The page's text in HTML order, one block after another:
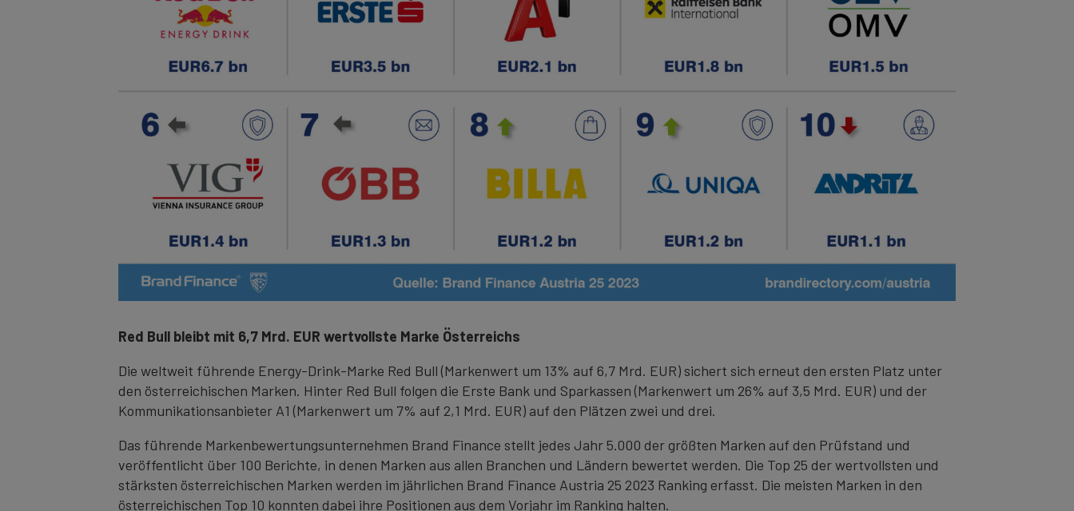
Red Bull bleibt mit 6,7 Mrd. EUR wertvollste Marke Österreichs
Die weltweit führende Energy-Drink-Marke Red Bull (Markenwert um 13% auf 6,7 Mrd. EUR) sichert sich erneut den ersten Platz unter
den österreichischen Marken. Hinter Red Bull folgen die Erste Bank und Sparkassen (Markenwert um 26% auf 3,5 Mrd. EUR) und der
Kommunikationsanbieter A1 (Markenwert um 7% auf 2,1 Mrd. EUR) auf den Plätzen zwei und drei.
Das führende Markenbewertungsunternehmen Brand Finance stellt jedes Jahr 5.000 der größten Marken auf den Prüfstand und
veröffentlicht über 100 Berichte, in denen Marken aus allen Branchen und Ländern bewertet werden. Die Top 25 der wertvollsten und
stärksten österreichischen Marken werden im jährlichen Brand Finance Austria 25 2023 Ranking erfasst. Die meisten Marken in den
österreichischen Top 10 konnten dabei ihre Positionen aus dem Vorjahr im Ranking halten.